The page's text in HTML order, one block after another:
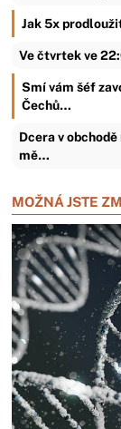
Jak 5x
Ve čtvrtek ve
Smí vám šéf
Čechů…
Dcera v
mě…
MOŽNÁ JSTE